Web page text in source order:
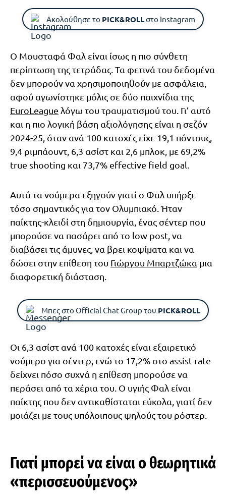
Ακολούθησε το PICK&ROLLστο Instagram
Ο Μουσταφά Φαλ είναι ίσως η πιο σύνθετη
περίπτωση της τετράδας. Τα φετινά του δεδομένα
δεν μπορούν να χρησιμοποιηθούν με ασφάλεια,
αφού αγωνίστηκε μόλις σε δύο παιχνίδια της
EuroLeague λόγω του τραυματισμού του. Γι’ αυτό
και η πιο λογική βάση αξιολόγησης είναι η σεζόν
2024-25, όταν ανά 100 κατοχές είχε 19,1 πόντους,
9,4 ριμπάουντ, 6,3 ασίστ και 2,6 μπλοκ, με 69,2%
true shooting και 73,7% effective field goal.
Αυτά τα νούμερα εξηγούν γιατί ο Φαλ υπήρξε
τόσο σημαντικός για τον Ολυμπιακό. Ήταν
παίκτης-κλειδί στη δημιουργία, ένας σέντερ που
μπορούσε να πασάρει από το low post, να
διαβάσει τις άμυνες, να βρει κοψίματα και να
δώσει στην επίθεση του Γιώργου Μπαρτζώκα μια
διαφορετική διάσταση.
Μπες στο Official Chat Group του PICK&ROLL
Οι 6,3 ασίστ ανά 100 κατοχές είναι εξαιρετικό
νούμερο για σέντερ, ενώ το 17,2% στο assist rate
δείχνει πόσο συχνά η επίθεση μπορούσε να
περάσει από τα χέρια του. Ο υγιής Φαλ είναι
παίκτης που δεν αντικαθίσταται εύκολα, γιατί δεν
μοιάζει με τους υπόλοιπους ψηλούς του ρόστερ.
Γιατί μπορεί να είναι ο θεωρητικά
«περισσευούμενος»